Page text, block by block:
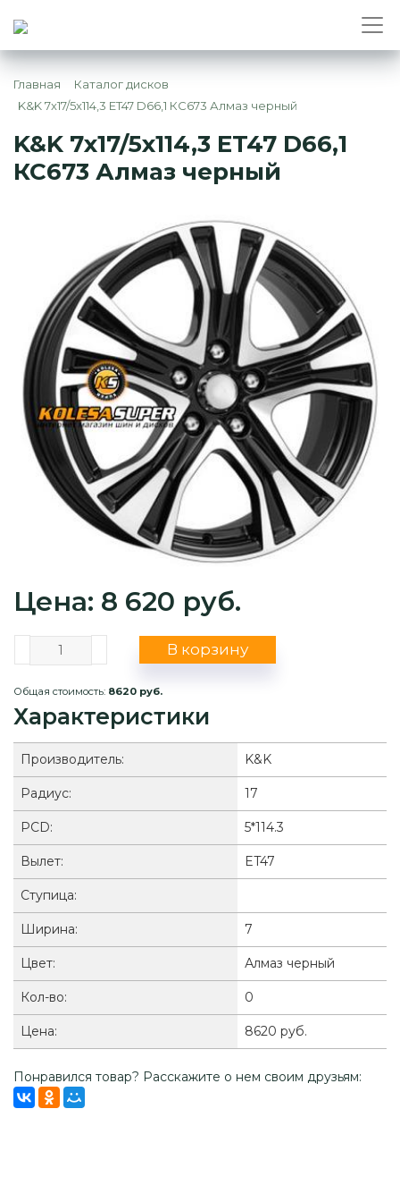
Главная
Каталог дисков
K&K 7x17/5x114,3 ET47 D66,1 КС673 Алмаз черный
K&K 7x17/5x114,3 ET47 D66,1
КС673 Алмаз черный
Цена: 8 620 руб.
В корзину
Общая стоимость: 8620 руб.
Характеристики
Производитель: K&K
Радиус: 17
PCD: 5*114.3
Вылет: ET47
Ступица:
Ширина: 7
Цвет: Алмаз черный
Кол-во: 0
Цена: 8620 руб.
Понравился товар? Расскажите о нем своим друзьям: